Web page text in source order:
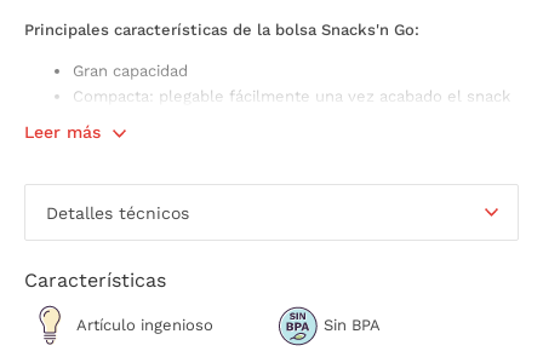
Principales características de la bolsa Snacks'n Go:
Gran capacidad
Compacta: plegable fácilmente una vez acabado el snack
o sandwich para guardar en bolsillo o bolsa
Composición interior: TPU
Después de usarla, limpiar la capa interior con un paño
Lavable a máquina hasta 30ºC. Recomendamos lavado en
Leer más
Detalles técnicos
Características
Artículo ingenioso Sin BPA